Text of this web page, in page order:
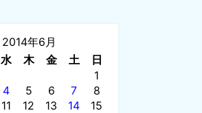
2014年6月
水 木 金 土
日
1
4 5 6 7
8
11 12 13 14
15